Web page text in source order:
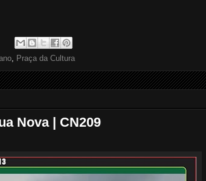
Praça da Cultura
Nova | CN209